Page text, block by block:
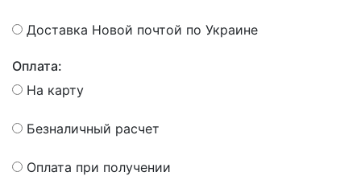
Доставка Новой почтой по Украине
Оплата:
На карту
Безналичный расчет
Оплата при получении